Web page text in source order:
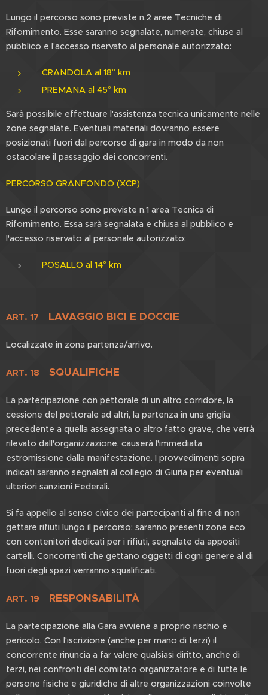
Lungo il percorso sono previste n.2 aree Tecniche di
Rifornimento. Esse saranno segnalate, numerate, chiuse al
pubblico e l'accesso riservato al personale autorizzato:
CRANDOLA al 18° km
PREMANA al 45° km
Sarà possibile effettuare l'assistenza tecnica unicamente nelle
zone segnalate. Eventuali materiali dovranno essere
posizionati fuori dal percorso di gara in modo da non
ostacolare il passaggio dei concorrenti.
PERCORSO GRANFONDO (XCP)
Lungo il percorso sono previste n.1 area Tecnica di
Rifornimento. Essa sarà segnalata e chiusa al pubblico e
l'accesso riservato al personale autorizzato:
POSALLO al 14° km
ART. 17 LAVAGGIO BICI E DOCCIE
Localizzate in zona partenza/arrivo.
ART. 18 SQUALIFICHE
La partecipazione con pettorale di un altro corridore, la
cessione del pettorale ad altri, la partenza in una griglia
precedente a quella assegnata o altro fatto grave, che verrà
rilevato dall'organizzazione, causerà l'immediata
estromissione dalla manifestazione. I provvedimenti sopra
indicati saranno segnalati al collegio di Giuria per eventuali
ulteriori sanzioni Federali.
Si fa appello al senso civico dei partecipanti al fine di non
gettare rifiuti lungo il percorso: saranno presenti zone eco
con contenitori dedicati per i rifiuti, segnalate da appositi
cartelli. Concorrenti che gettano oggetti di ogni genere al di
fuori degli spazi verranno squalificati.
ART. 19 RESPONSABILITÀ
La partecipazione alla Gara avviene a proprio rischio e
pericolo. Con l'iscrizione (anche per mano di terzi) il
concorrente rinuncia a far valere qualsiasi diritto, anche di
terzi, nei confronti del comitato organizzatore e di tutte le
persone fisiche e giuridiche di altre organizzazioni coinvolte